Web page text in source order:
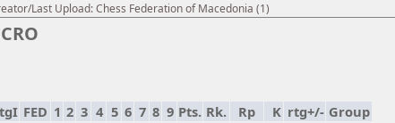
Last Upload: Chess Federation of Macedonia (1)
FED 1 2 3 4 5 6 7 8 9 Pts. Rk. Rp K rtg+/- Group